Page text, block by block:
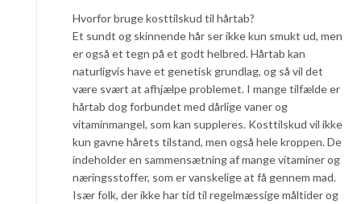
Hvorfor bruge kosttilskud til hårtab?
Et sundt og skinnende hår ser ikke kun smukt ud, men
er også et tegn på et godt helbred. Hårtab kan
naturligvis have et genetisk grundlag, og så vil det
være svært at afhjælpe problemet. I mange tilfælde er
hårtab dog forbundet med dårlige vaner og
vitaminmangel, som kan suppleres. Kosttilskud vil ikke
kun gavne hårets tilstand, men også hele kroppen. De
indeholder en sammensætning af mange vitaminer og
næringsstoffer, som er vanskelige at få gennem mad.
Især folk, der ikke har tid til regelmæssige måltider og